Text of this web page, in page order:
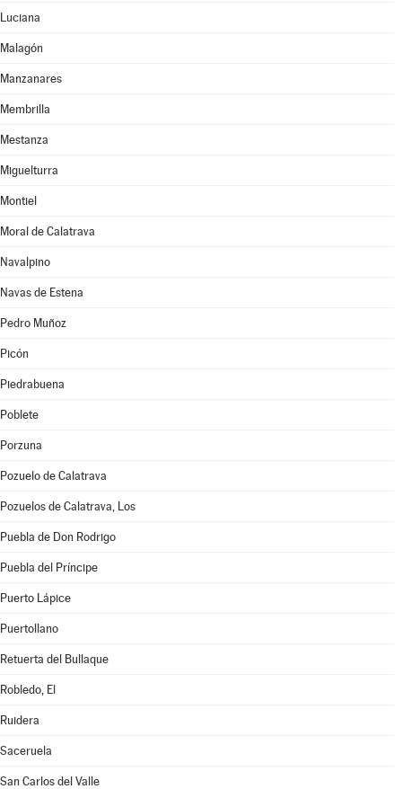
Luciana
Malagón
Manzanares
Membrilla
Mestanza
Miguelturra
Montiel
Moral de Calatrava
Navalpino
Navas de Estena
Pedro Muñoz
Picón
Piedrabuena
Poblete
Porzuna
Pozuelo de Calatrava
Pozuelos de Calatrava, Los
Puebla de Don Rodrigo
Puebla del Príncipe
Puerto Lápice
Puertollano
Retuerta del Bullaque
Robledo, El
Ruidera
Saceruela
San Carlos del Valle